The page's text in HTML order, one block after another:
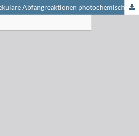
Inter- und intramolekulare Abfangreaktionen photochemisch erzeugter Diarylnitrilimine